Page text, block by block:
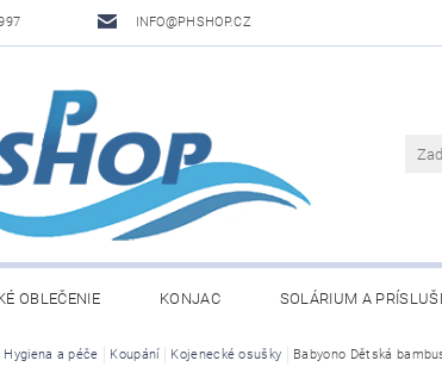
INFO@PHSHOP.CZ
OBLEČENIE KONJAC SOLÁRIUM A
LOGAN PAUL A KSI DĚTSKÉ OBLEČENÍ
Hygiena a péče Koupání Kojenecké osušky Babyono Dětská